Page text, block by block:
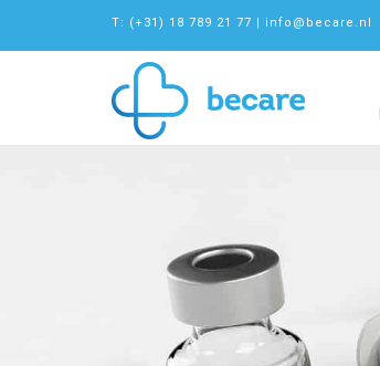
T: (+31) 18 789 21 77 | info@becare.nl